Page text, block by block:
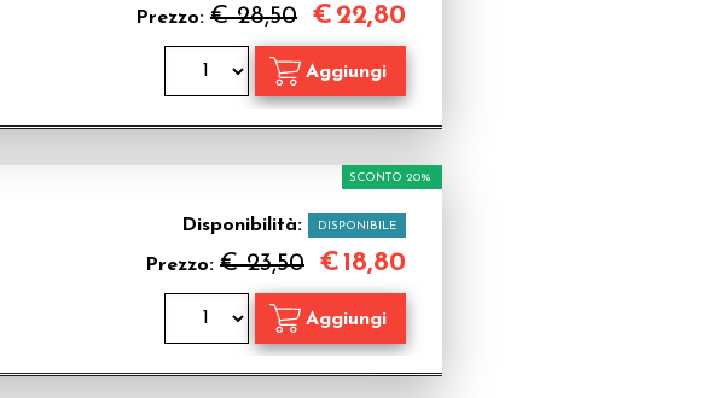
Prezzo: € 28,50 € 22,80
Disponibilità: DISPONIBILE
Prezzo: € 23,50
SCONTO 20%
€18,80